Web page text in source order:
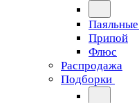
Припой
Флюс
Распродажа
Подборки